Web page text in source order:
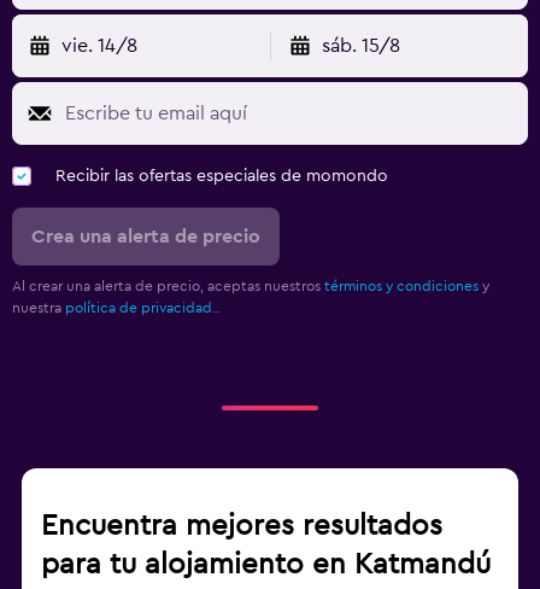
vie. 14/8 sáb. 15/8
Recibir las ofertas especiales de momondo
Crea una alerta de precio
Al crear una alerta de precio, aceptas nuestros términos y condiciones y
nuestra política de privacidad.
Encuentra mejores resultados
para tu alojamiento en Katmandú